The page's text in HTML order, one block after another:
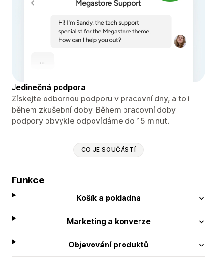
Jedinečná podpora
Získejte odbornou podporu v pracovní dny, a to i
během zkušební doby. Během pracovní doby
podpory obvykle odpovídáme do 15 minut.
CO JE SOUČÁSTÍ
Funkce
Košík a pokladna
Marketing a konverze
Objevování produktů